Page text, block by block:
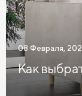
Матрасы с 5
Матрасы с 7
Односпальные
Матрасы для
08 Февраля,
Как